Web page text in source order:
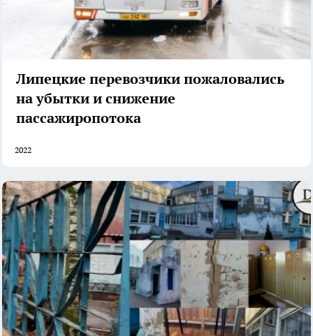
Липецкие перевозчики пожаловались
на убытки и снижение
пассажиропотока
2022